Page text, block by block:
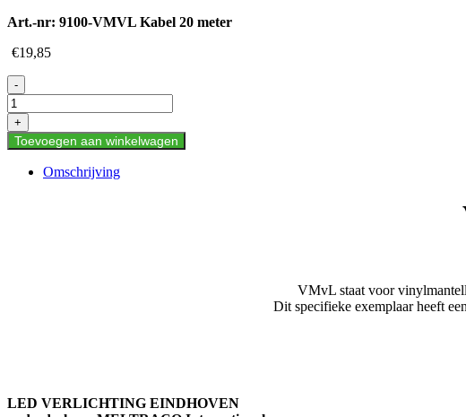
Art.-nr: 9100-VMVL Kabel 20 meter
€19,85
VMVL
Kabel
20
meter
aantal
-
+
Toevoegen aan winkelwagen
Omschrijving
VMvL staat voor
Dit specifieke exemplaar heeft
LED VERLICHTING EINDHOVEN